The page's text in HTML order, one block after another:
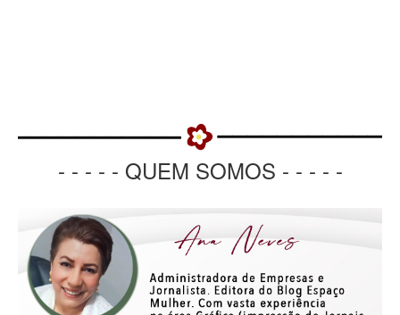
- - - - - QUEM SOMOS - - - - -